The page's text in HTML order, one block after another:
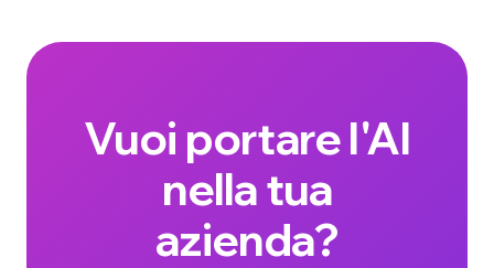
Vuoi portare l'AI
nella tua
azienda?